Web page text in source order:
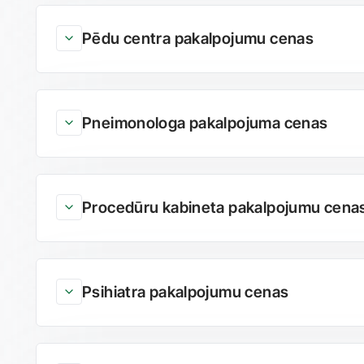
Pēdu centra pakalpojumu cenas
Pneimonologa pakalpojuma cenas
Procedūru kabineta pakalpojumu
Psihiatra pakalpojumu cenas